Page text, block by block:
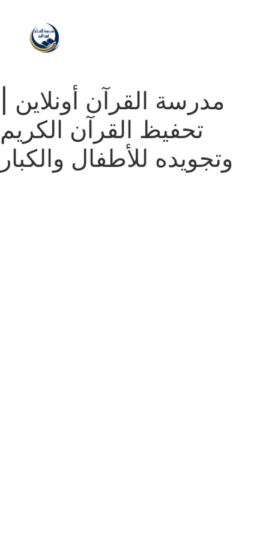
مدرسة القرآن أونلاين |
تحفيظ القرآن الكريم
وتجويده للأطفال والكبار